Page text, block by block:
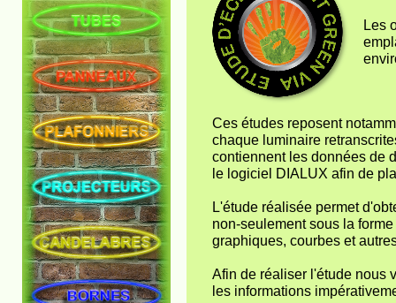
Les
Ces études reposent
chaque luminaire
contiennent les données de
le logiciel DIALUX afin de
L'étude réalisée permet
non-seulement sous la
graphiques, courbes et
Afin de réaliser l'étude nous
les informations